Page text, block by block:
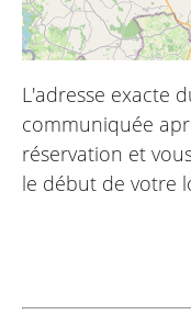
L'adresse exacte
communiquée
réservation et
le début de votre